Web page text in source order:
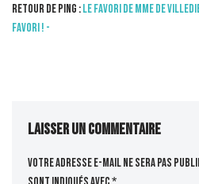
Retour de ping :Le Favori de Mme de
favori ! -
Laisser un commentaire
Votre adresse e-mail ne sera pas